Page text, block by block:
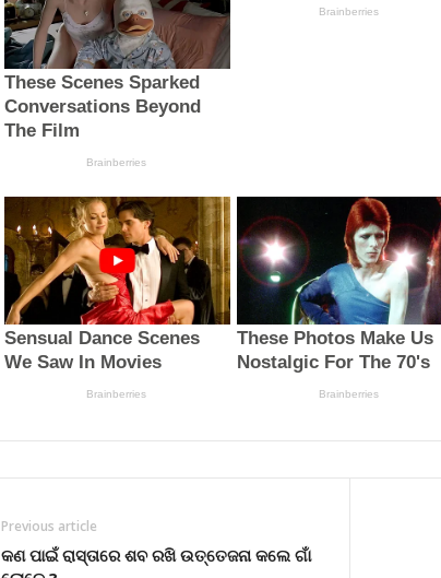
Previous article
କଣ ପାଇଁ ରାସ୍ତାରେ ଶବ ରଖି ଉତ୍ତେଜନା କଲେ ଗାଁ